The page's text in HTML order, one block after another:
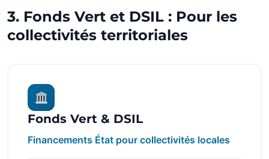
3. Fonds Vert et DSIL : Pour les
collectivités territoriales
Fonds Vert & DSIL
Financements État pour collectivités locales